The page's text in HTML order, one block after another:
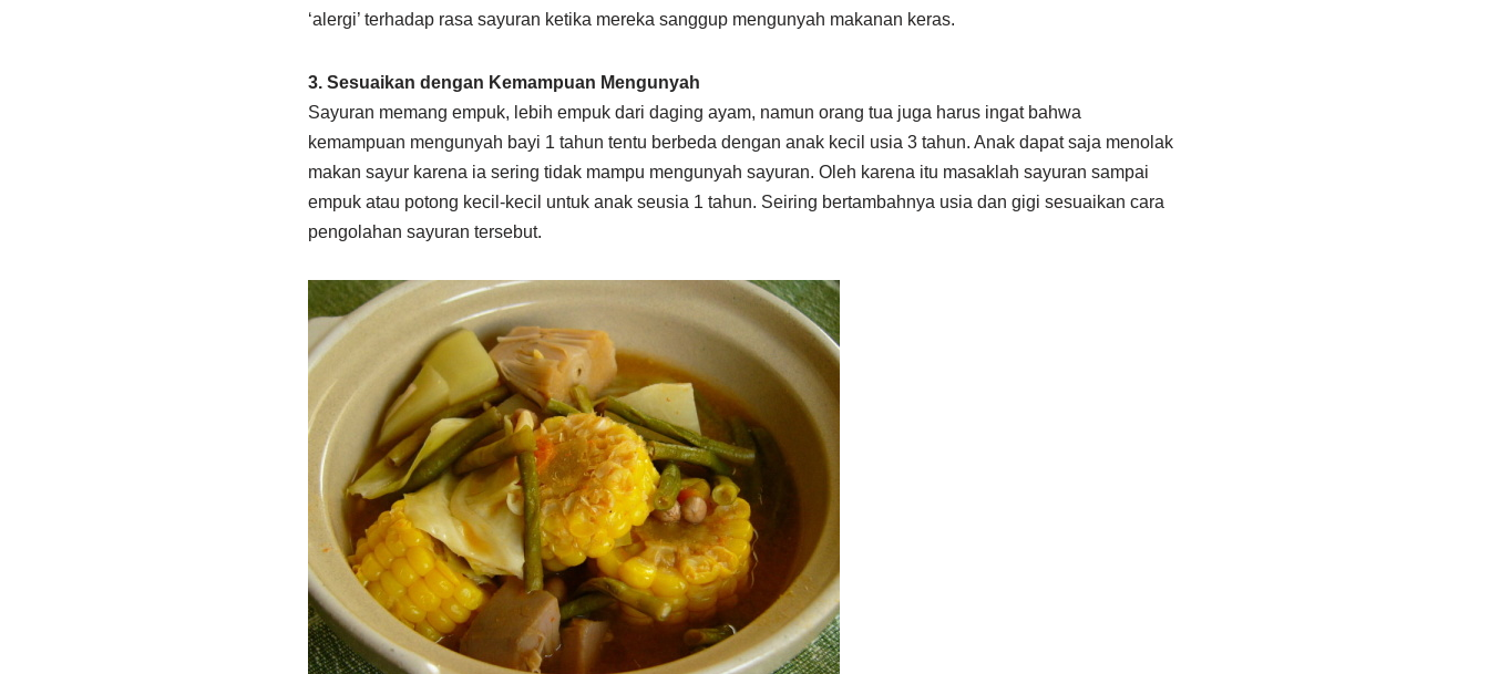
‘alergi’ terhadap rasa sayuran ketika mereka sanggup mengunyah makanan keras.
3. Sesuaikan dengan Kemampuan Mengunyah
Sayuran memang empuk, lebih empuk dari daging ayam, namun orang tua juga harus ingat bahwa
kemampuan mengunyah bayi 1 tahun tentu berbeda dengan anak kecil usia 3 tahun. Anak dapat saja menolak
makan sayur karena ia sering tidak mampu mengunyah sayuran. Oleh karena itu masaklah sayuran sampai
empuk atau potong kecil-kecil untuk anak seusia 1 tahun. Seiring bertambahnya usia dan gigi sesuaikan cara
pengolahan sayuran tersebut.